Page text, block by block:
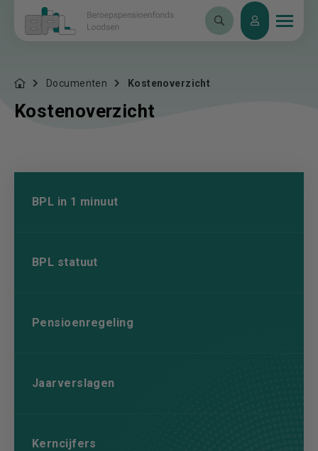
Documenten Kostenoverzicht
Kostenoverzicht
BPL in 1 minuut
BPL statuut
Pensioenregeling
Jaarverslagen
Kerncijfers